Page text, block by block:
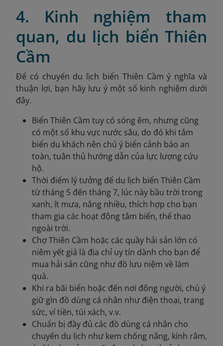
4. Kinh nghiệm tham
quan, du lịch biển Thiên
Cầm
Để có chuyến du lịch biển Thiên Cầm ý nghĩa và
thuận lợi, bạn hãy lưu ý một số kinh nghiệm dưới
đây.
Biển Thiên Cầm tuy có sóng êm, nhưng cũng
có một số khu vực nước sâu, do đó khi tắm
biển du khách nên chú ý biển cảnh báo an
toàn, tuân thủ hướng dẫn của lực lượng cứu
hộ.
Thời điểm lý tưởng để du lịch biển Thiên Cầm
từ tháng 5 đến tháng 7, lúc này bầu trời trong
xanh, ít mưa, nắng nhiều, thích hợp cho bạn
tham gia các hoạt động tắm biển, thể thao
ngoài trời.
Chợ Thiên Cầm hoặc các quầy hải sản lớn có
niêm yết giá là địa chỉ uy tín dành cho bạn để
mua hải sản cũng như đồ lưu niệm về làm
quà.
Khi ra bãi biển hoặc đến nơi đông người, chú ý
giữ gìn đồ dùng cá nhân như điện thoại, trang
sức, ví tiền, túi xách, v.v.
Chuẩn bị đầy đủ các đồ dùng cá nhân cho
chuyến du lịch như kem chống nắng, kính râm,